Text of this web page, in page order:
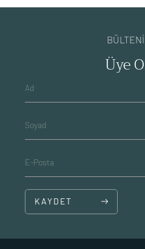
Üye
Ad
Soyad
E-Posta
KAYDET